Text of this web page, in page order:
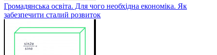
Громадянська освіта. Для чого необхідна економіка. Як
забезпечити сталий розвиток